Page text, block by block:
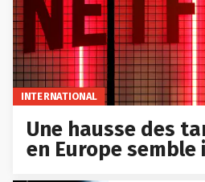
INTERNATIONAL
Une hausse des
en Europe